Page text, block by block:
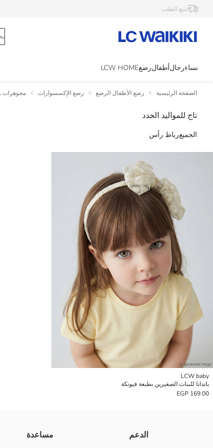
تتبع الطلب
نساءرجالأطفالرضعLCW HOME
الصفحة الرئيسية رضع الأطفال الرضع رضع الإكسسوارات مجوهرات
تاج للمواليد الجدد
الجميعرباط رأس
LCW baby
باندانا للبنات الصغيرين بطبعة فيونكة
169.00 EGP
الدعم مساعدة